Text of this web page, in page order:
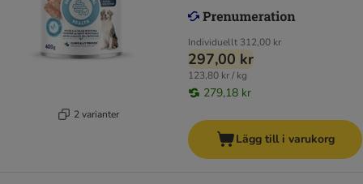
2 varianter
Individuellt 312,00 kr
297,00 kr
123,80 kr / kg
279,18 kr
Lägg till i varukorg